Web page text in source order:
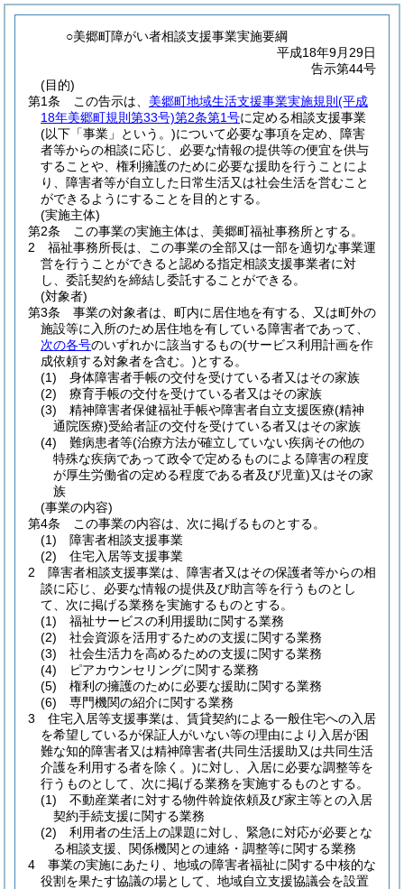
○美郷町障がい者相談支援事業実施要綱
平成18年9月29日
告示第44号
(目的)
第1条
この告示は、 美郷町地域生活支援事業実施規則 (平成
18年美郷町規則第33号)第2条第1号に定める相談支援事業
(以下「事業」という。)について必要な事項を定め、障害
者等からの相談に応じ、必要な情報の提供等の便宜を供与
することや、権利擁護のために必要な援助を行うことによ
り、障害者等が自立した日常生活又は社会生活を営むこと
ができるようにすることを目的とする。
(実施主体)
第2条
この事業の実施主体は、美郷町福祉事務所とする。
2
福祉事務所長は、この事業の全部又は一部を適切な事業運
営を行うことができると認める指定相談支援事業者に対
し、委託契約を締結し委託することができる。
(対象者)
第3条
事業の対象者は、町内に居住地を有する、又は町外の
施設等に入所のため居住地を有している障害者であって、
次の各号のいずれかに該当するもの(サービス利用計画を作
成依頼する対象者を含む。)とする。
(1)
身体障害者手帳の交付を受けている者又はその家族
(2)
療育手帳の交付を受けている者又はその家族
(3)
精神障害者保健福祉手帳や障害者自立支援医療(精神
通院医療)受給者証の交付を受けている者又はその家族
(4)
難病患者等(治療方法が確立していない疾病その他の
特殊な疾病であって政令で定めるものによる障害の程度
が厚生労働省の定める程度である者及び児童)又はその家
族
(事業の内容)
第4条
この事業の内容は、次に掲げるものとする。
(1)
障害者相談支援事業
(2)
住宅入居等支援事業
2
障害者相談支援事業は、障害者又はその保護者等からの相
談に応じ、必要な情報の提供及び助言等を行うものとし
て、次に掲げる業務を実施するものとする。
(1)
福祉サービスの利用援助に関する業務
(2)
社会資源を活用するための支援に関する業務
(3)
社会生活力を高めるための支援に関する業務
(4)
ピアカウンセリングに関する業務
(5)
権利の擁護のために必要な援助に関する業務
(6)
専門機関の紹介に関する業務
3
住宅入居等支援事業は、賃貸契約による一般住宅への入居
を希望しているが保証人がいない等の理由により入居が困
難な知的障害者又は精神障害者(共同生活援助又は共同生活
介護を利用する者を除く。)に対し、入居に必要な調整等を
行うものとして、次に掲げる業務を実施するものとする。
(1)
不動産業者に対する物件斡旋依頼及び家主等との入居
契約手続支援に関する業務
(2)
利用者の生活上の課題に対し、緊急に対応が必要とな
る相談支援、関係機関との連絡・調整等に関する業務
4
事業の実施にあたり、地域の障害者福祉に関する中核的な
役割を果たす協議の場として、地域自立支援協議会を設置